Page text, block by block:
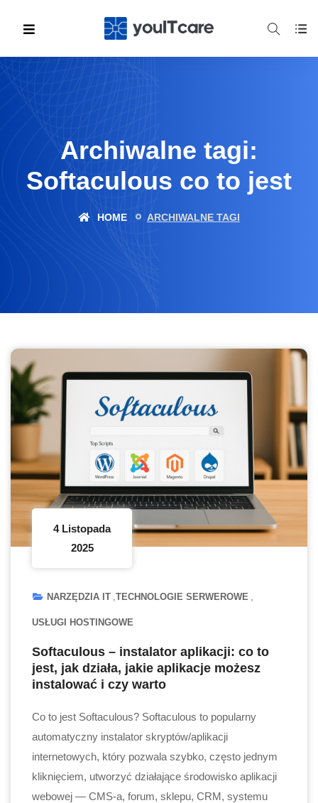
Archiwalne tagi:
Softaculous co to jest
HOME ARCHIWALNE TAGI
4 Listopada
2025
NARZĘDZIA IT TECHNOLOGIE SERWEROWE
USŁUGI HOSTINGOWE
Softaculous – instalator aplikacji: co to
jest, jak działa, jakie aplikacje możesz
instalować i czy warto
Co to jest Softaculous? Softaculous to popularny
automatyczny instalator skryptów/aplikacji
internetowych, który pozwala szybko, często jednym
kliknięciem, utworzyć działające środowisko aplikacji
webowej — CMS-a, forum, sklepu, CRM, systemu